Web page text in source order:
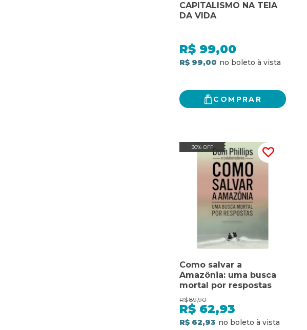
CAPITALISMO NA TEIA
DA VIDA
R$ 99,00
R$ 99,00
COMPRAR
30% OFF
Como salvar a
Amazônia: uma busca
mortal por respostas
R$ 89,90
R$ 62,93
R$ 62,93